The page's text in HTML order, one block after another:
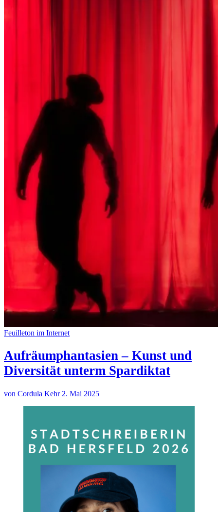
Feuilleton im Internet
Aufräumphantasien – Kunst und
Diversität unterm Spardiktat
von Cordula Kehr 2. Mai 2025